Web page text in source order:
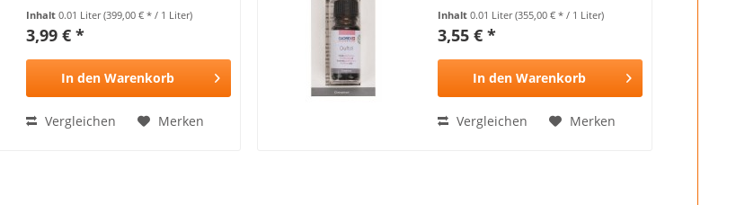
und ist nicht für Kinder geeignet
Inhalt0.01 Liter(399,00 € * / 1 Liter)
3,99 € *
In den Warenkorb
Vergleichen Merken
und ist nicht für Kinder geeignet
Inhalt0.01 Liter(355,00 € * / 1 Liter)
3,55 € *
In den Warenkorb
Vergleichen Merken